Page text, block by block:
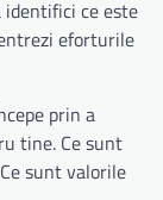
ce este
eforturile
prin a
tine. Ce sunt
sunt valorile